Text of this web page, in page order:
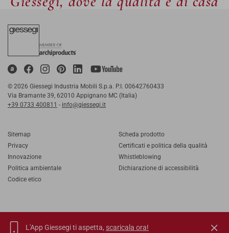
© 2026 Giessegi Industria Mobili S.p.a. P.I. 00642760433
Via Bramante 39, 62010 Appignano MC (Italia)
+39 0733 400811 - info@giessegi.it
Sitemap
Privacy
Innovazione
Politica ambientale
Codice etico
Scheda prodotto
Certificati e politica della qualità
Whistleblowing
Dichiarazione di accessibilità
IT EN FR RU
L'App Giessegi ti aspetta, scaricala ora!